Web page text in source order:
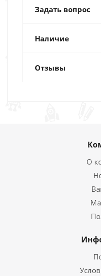
Задать вопрос
Наличие
Отзывы
О